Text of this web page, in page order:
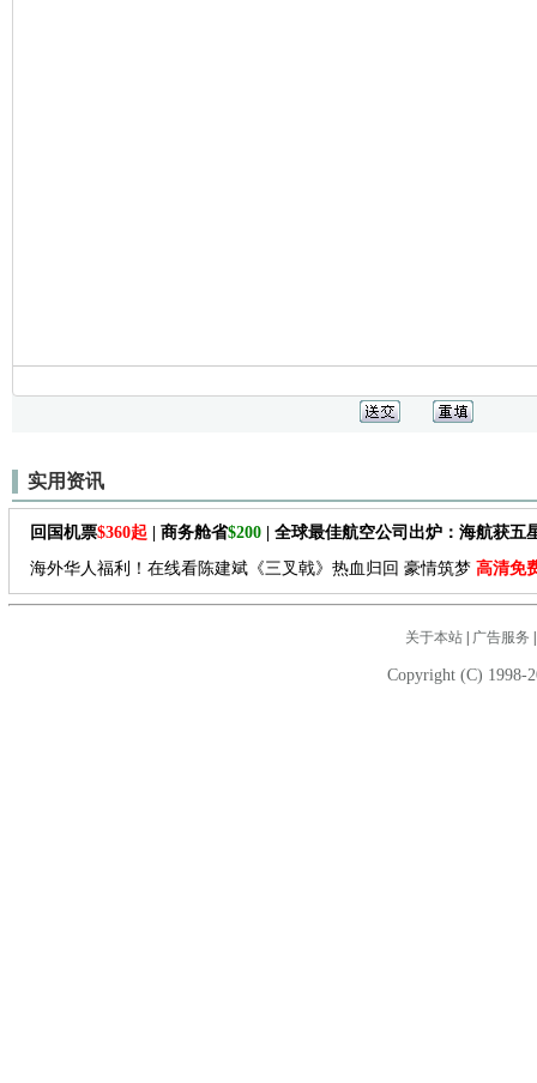
实用资讯
回国机票$360起 | 商务舱省$200 | 全球最佳航空公司出炉：海航获五
海外华人福利！在线看陈建斌《三叉戟》热血归回 豪情筑梦 高清免
关于本站| 广告服务
Copyright (C) 1998-